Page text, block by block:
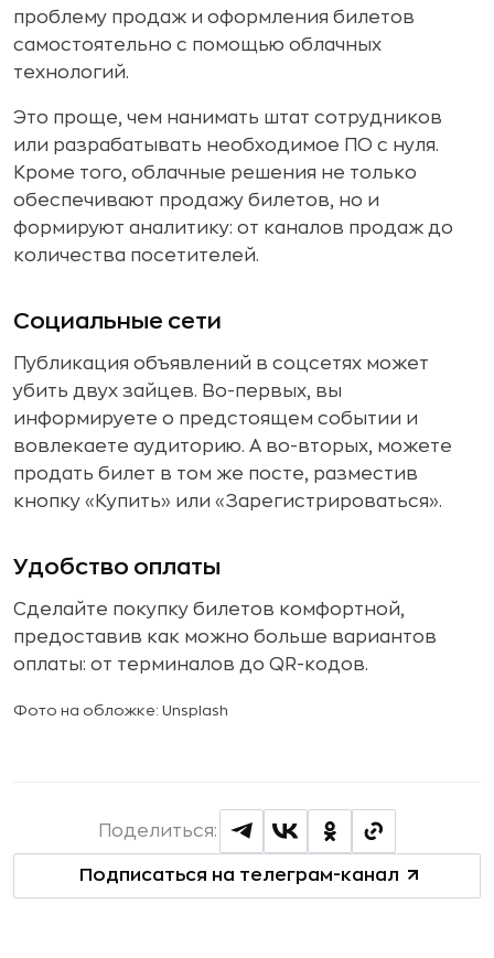
проблему продаж и оформления билетов
самостоятельно с помощью облачных
технологий.
Это проще, чем нанимать штат сотрудников
или разрабатывать необходимое ПО с нуля.
Кроме того, облачные решения не только
обеспечивают продажу билетов, но и
формируют аналитику: от каналов продаж до
количества посетителей.
Социальные сети
Публикация объявлений в соцсетях может
убить двух зайцев. Во-первых, вы
информируете о предстоящем событии и
вовлекаете аудиторию. А во-вторых, можете
продать билет в том же посте, разместив
кнопку «Купить» или «Зарегистрироваться».
Удобство оплаты
Сделайте покупку билетов комфортной,
предоставив как можно больше вариантов
оплаты: от терминалов до QR-кодов.
Фото на обложке: Unsplash
Подписаться на телеграм-канал
Поделиться: